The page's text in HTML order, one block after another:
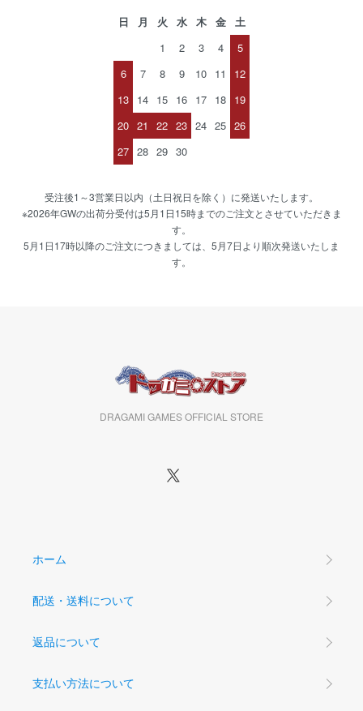
日 月 火 水 木 金
土
1
2 3 4
5
6
7 8 9 10 11
12
13 14 15 16 17 18 19
20 21 22 23 24 25 26
27 28 29 30
受注後1～3営業日以内（土日祝日を除く）に発送いたします。
※2026年GWの出荷分受付は5月1日15時までのご注文とさせていただきま
す。
5月1日17時以降のご注文につきましては、5月7日より順次発送いたしま
す。
DRAGAMI GAMES OFFICIAL STORE
ホーム
配送・送料について
返品について
支払い方法について